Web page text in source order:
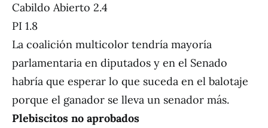
Cabildo Abierto 2.4
PI 1.8
La coalición multicolor tendría mayoría
parlamentaria en diputados y en el Senado
habría que esperar lo que suceda en el balotaje
porque el ganador se lleva un senador más.
Plebiscitos no aprobados